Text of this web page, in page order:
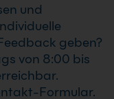
und
geben?
von 8:00 bis
Formular.